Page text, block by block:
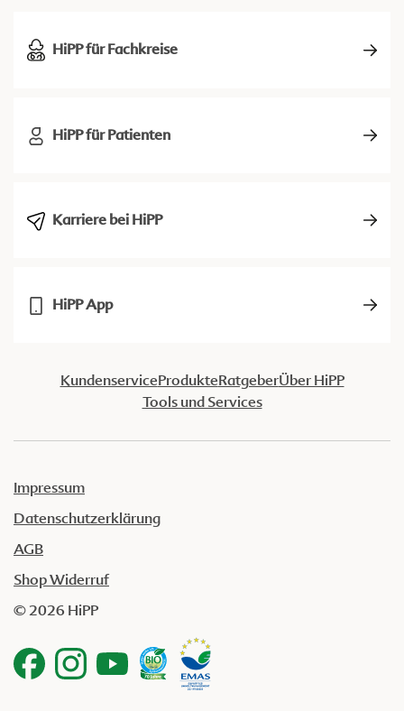
HiPP für Fachkreise
HiPP für Patienten
Karriere bei HiPP
HiPP App
KundenserviceProdukteRatgeberÜber HiPP
Tools und Services
Impressum
Datenschutzerklärung
AGB
Shop Widerruf
© 2026 HiPP